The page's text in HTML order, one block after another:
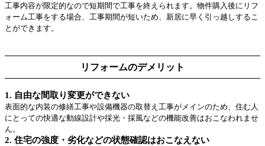
工事内容が限定的なので短期間で工事を終えられます。物件購入後にリフ
ォーム工事をする場合、工事期間が短いため、新居に早く引っ越しするこ
とができます。
リフォームのデメリット
1. 自由な間取り変更ができない
表面的な内装の修繕工事や設備機器の取替え工事がメインのため、住む人
にとっての快適な動線設計や採光・採風などの機能改善はおこなわれませ
ん。
2. 住宅の強度・劣化などの状態確認はおこなえない